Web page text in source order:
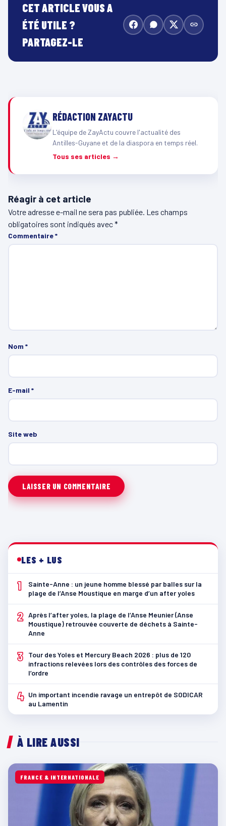
CET ARTICLE VOUS A
ÉTÉ UTILE ?
PARTAGEZ-LE
RÉDACTION ZAYACTU
L'équipe de ZayActu couvre l'actualité des
Antilles-Guyane et de la diaspora en temps réel.
Tous ses articles →
Réagir à cet article
Votre adresse e-mail ne sera pas publiée. Les champs
obligatoires sont indiqués avec*
Commentaire*
Nom *
E-mail *
Site web
LES + LUS
1
Sainte-Anne : un jeune homme blessé par balles sur la
plage de l’Anse Moustique en marge d’un after yoles
2 Après l’after yoles, la plage de l’Anse Meunier (Anse
Moustique) retrouvée couverte de déchets à Sainte-
Anne
3
Tour des Yoles et Mercury Beach 2026 : plus de 120
infractions relevées lors des contrôles des forces de
l’ordre
4 Un important incendie ravage un entrepôt de SODICAR
au Lamentin
À LIRE AUSSI
FRANCE & INTERNATIONALE